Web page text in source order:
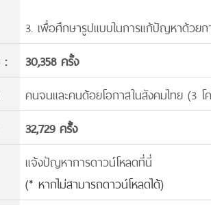
3. เพื่อศึกษารูปแบบในการแก้ปัญหาด้วยก
:
30,358 ครั้ง
คนจนและคนด้อยโอกาสในสังคมไทย (3 โ
32,729 ครั้้ง
แจ้งปัญหาการดาวน์โหลดที่นี่
(* หากไม่สามารถดาวน์โหลดได้)